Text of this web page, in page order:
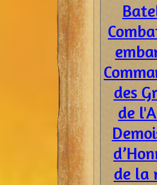
des
de
de la